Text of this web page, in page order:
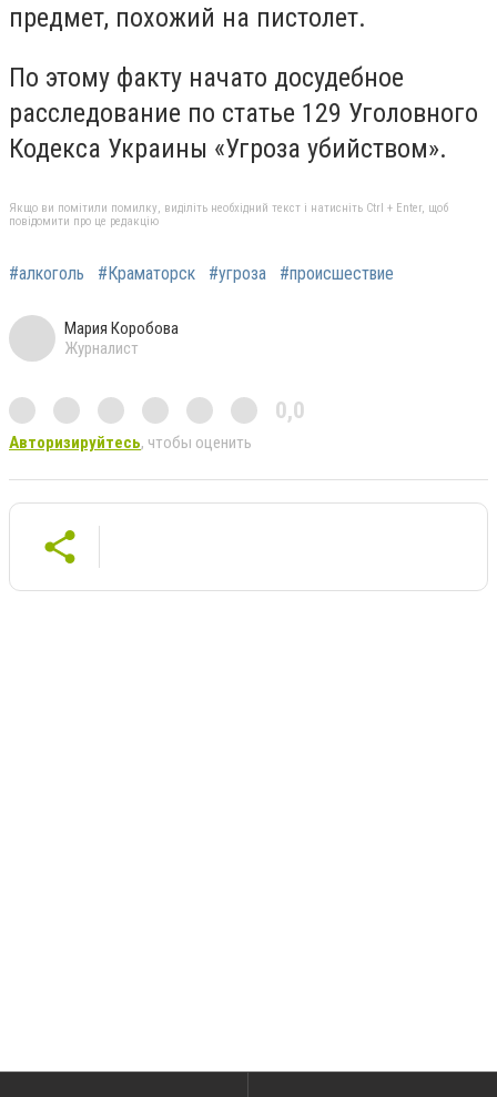
предмет, похожий на пистолет.
По этому факту начато досудебное
расследование по статье 129 Уголовного
Кодекса Украины «Угроза убийством».
Якщо ви помітили помилку, виділіть необхідний текст і натисніть Ctrl + Enter, щоб
повідомити про це редакцію
#алкоголь #Краматорск #угроза #происшествие
Мария Коробова
Журналист
0,0
Авторизируйтесь, чтобы оценить